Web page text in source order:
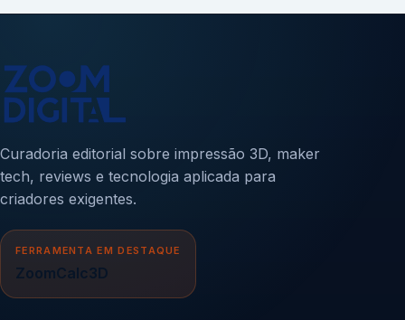
Curadoria editorial sobre impressão 3D, maker
tech, reviews e tecnologia aplicada para
criadores exigentes.
FERRAMENTA EM DESTAQUE
ZoomCalc3D